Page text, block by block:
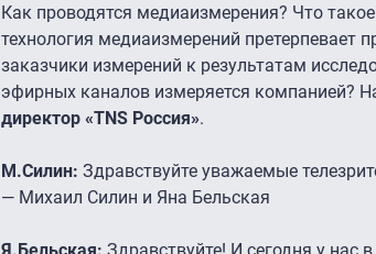
Как проводятся медиаизмерения? Что
технология медиаизмерений претерпевает
заказчики измерений к результатам
эфирных каналов измеряется компанией?
директор «TNS Россия».
М.Силин: Здравствуйте уважаемые
— Михаил Силин и Яна Бельская